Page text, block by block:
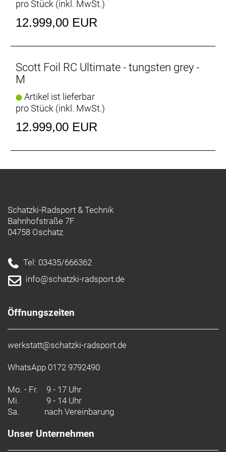
Steuersatz: Acros AIF-626S
Lenker: Syncros Creston iC SL Aero
Sattel: Syncros Belcarra V 1.0 NEO Cut Out
Zulässiges Gesamtgewicht: 120 kg
pro Stück (inkl. MwSt.)
12.999,00 EUR
Scott Foil RC Ultimate - tungsten grey -
M
Artikel ist lieferbar
pro Stück (inkl. MwSt.)
12.999,00 EUR
Schatzki-Radsport & Technik
Bahnhofstraße 7F
04758 Oschatz
Tel: 03435/666362
info@schatzki-radsport.de
Öffnungszeiten
werkstatt@schatzki-radsport.de
WhatsApp 0172 9792490
Mo. - Fr. 9 - 17 Uhr
Mi.
9 - 14 Uhr
Sa.
nach Vereinbarung
Unser Unternehmen